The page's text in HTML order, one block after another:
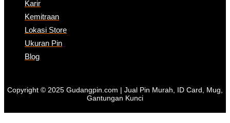
Karir
Kemitraan
Lokasi Store
Ukuran Pin
Blog
Copyright © 2025 Gudangpin.com | Jual Pin Murah, ID Card, Mug,
Gantungan Kunci